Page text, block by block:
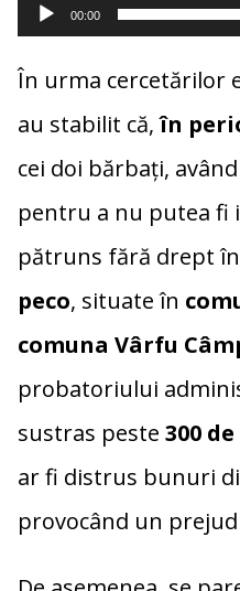
00:00
În urma cercetărilor
au stabilit că,în
cei doi bărbați,
pentru a nu putea fi
pătruns fără drept
peco, situate în
comuna Vârfu
probatoriului
sustras peste 300
ar fi distrus bunuri
provocând un